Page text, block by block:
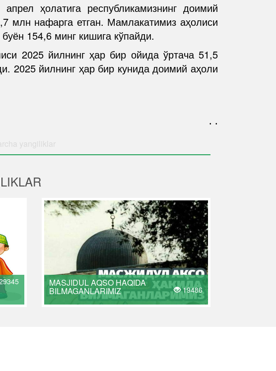
ҳолатига республикамизнинг доимий
млн нафарга етган. Мамлакатимиз аҳолиси
154,6 минг кишига кўпайди.
2025 йилнинг ҳар бир ойида ўртача 51,5
2025 йилнинг ҳар бир кунида доимий аҳоли
. .
yangiliklar
MASJIDUL AQSO HAQIDA
BILMAGANLARIMIZ 19486